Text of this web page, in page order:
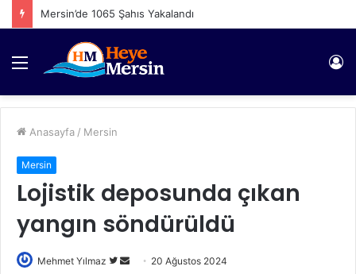
Mersin’de 1065 Şahıs Yakalandı
Menü
Anasayfa / Mersin
Mersin
Lojistik deposunda çıkan
yangın söndürüldü
Mehmet Yılmaz
Twitter'da
Bir
20 Ağustos 2024